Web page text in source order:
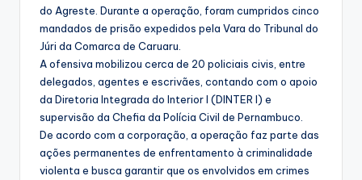
do Agreste. Durante a operação, foram cumpridos cinco
mandados de prisão expedidos pela Vara do Tribunal do
Júri da Comarca de Caruaru.
A ofensiva mobilizou cerca de 20 policiais civis, entre
delegados, agentes e escrivães, contando com o apoio
da Diretoria Integrada do Interior I (DINTER I) e
supervisão da Chefia da Polícia Civil de Pernambuco.
De acordo com a corporação, a operação faz parte das
ações permanentes de enfrentamento à criminalidade
violenta e busca garantir que os envolvidos em crimes